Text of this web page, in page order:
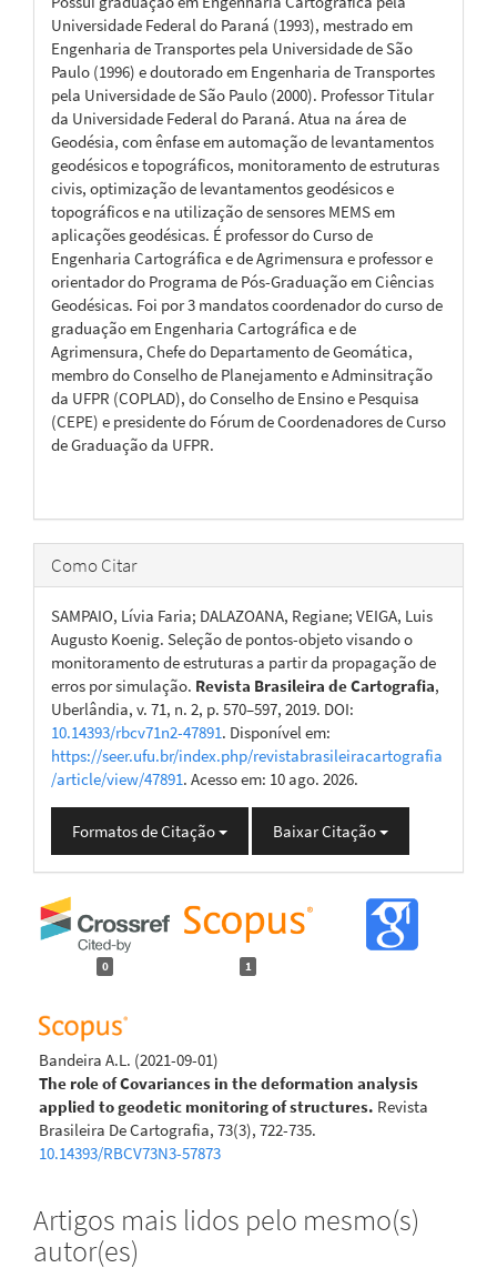
Universidade Federal do Paraná (1993), mestrado em
Engenharia de Transportes pela Universidade de São
Paulo (1996) e doutorado em Engenharia de Transportes
pela Universidade de São Paulo (2000). Professor Titular
da Universidade Federal do Paraná. Atua na área de
Geodésia, com ênfase em automação de levantamentos
geodésicos e topográficos, monitoramento de estruturas
civis, optimização de levantamentos geodésicos e
topográficos e na utilização de sensores MEMS em
aplicações geodésicas. É professor do Curso de
Engenharia Cartográfica e de Agrimensura e professor e
orientador do Programa de Pós-Graduação em Ciências
Geodésicas. Foi por 3 mandatos coordenador do curso de
graduação em Engenharia Cartográfica e de
Agrimensura, Chefe do Departamento de Geomática,
membro do Conselho de Planejamento e Adminsitração
da UFPR (COPLAD), do Conselho de Ensino e Pesquisa
(CEPE) e presidente do Fórum de Coordenadores de Curso
de Graduação da UFPR.
Como Citar
SAMPAIO, Lívia Faria; DALAZOANA, Regiane; VEIGA, Luis
Augusto Koenig. Seleção de pontos-objeto visando o
monitoramento de estruturas a partir da propagação de
erros por simulação. Revista Brasileira de Cartografia,
Uberlândia, v. 71, n. 2, p. 570–597, 2019. DOI:
10.14393/rbcv71n2-47891. Disponível em:
https://seer.ufu.br/index.php/revistabrasileiracartografia
/article/view/47891. Acesso em: 10 ago. 2026.
Formatos de Citação Baixar Citação
0 1
Bandeira A.L. (2021-09-01)
The role of Covariances in the deformation analysis
applied to geodetic monitoring of structures. Revista
Brasileira De Cartografia, 73(3), 722-735.
10.14393/RBCV73N3-57873
Artigos mais lidos pelo mesmo(s)
autor(es)